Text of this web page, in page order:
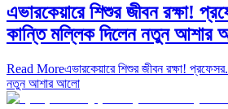
এভারকেয়ারে শিশুর জীবন রক্ষা!
কান্তি মল্লিক দিলেন নতুন আশার
Read Moreএভারকেয়ারে শিশুর জীবন রক্ষা!
নতুন আশার আলো